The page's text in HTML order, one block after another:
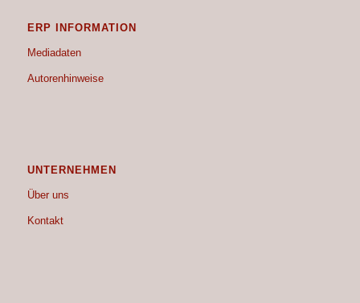
ERP INFORMATION
Mediadaten
Autorenhinweise
UNTERNEHMEN
Über uns
Kontakt